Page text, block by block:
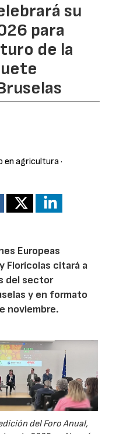
su
para
de la
en agricultura·
Europeas
Florícolas citará a
del sector
y en formato
noviembre.
del Foro Anual,